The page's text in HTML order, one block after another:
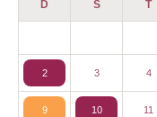
D S T
2 3 4
9 10 11